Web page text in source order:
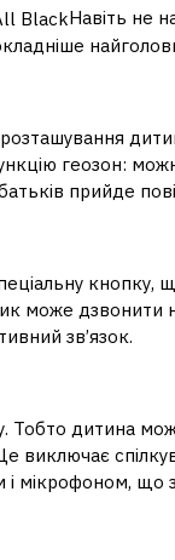
Навіть не
геозон:
прийде
кнопку,
може дзвонити
зв’язок.
Тобто дитина
виключає
що